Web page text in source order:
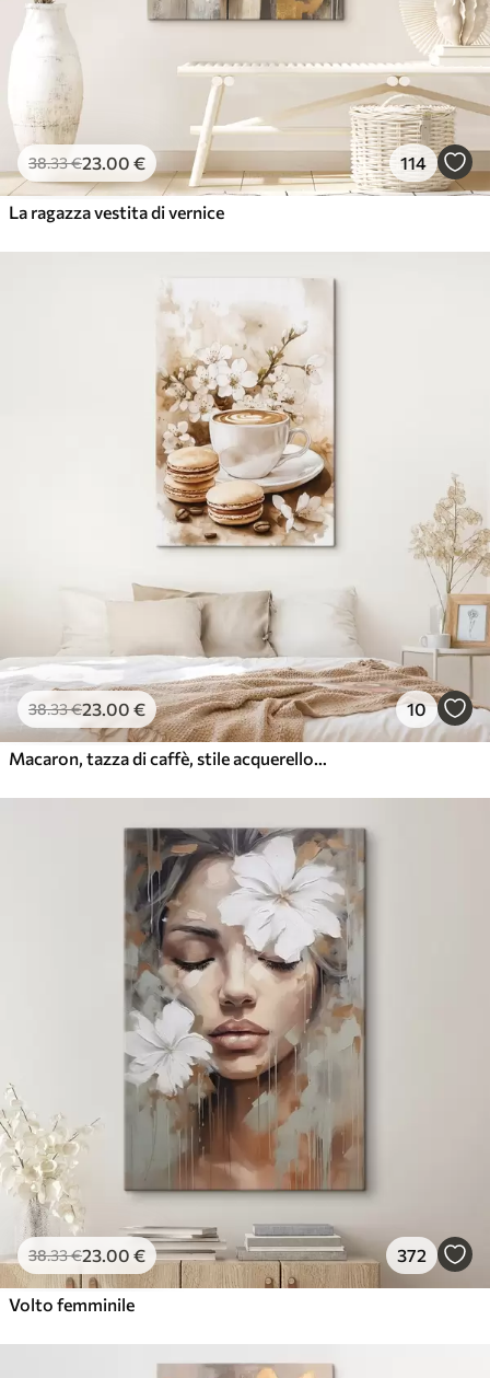
38.33€23.00 € 114
La ragazza vestita di vernice
38.33€23.00 € 10
Macaron, tazza di caffè, stile acquerello, colori beige, fiori di gelsomino
38.33€23.00 € 372
Volto femminile